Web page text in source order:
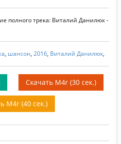
полного трека: Виталий Данилюк -
, шансон, 2016, Виталий Данилюк,
Скачать M4r (30 сек.)
M4r (40 сек.)